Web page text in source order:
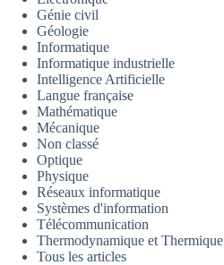
Génie civil
Géologie
Informatique
Informatique industrielle
Intelligence Artificielle
Langue française
Mathématique
Mécanique
Non classé
Optique
Physique
Réseaux informatique
Systèmes d'information
Télécommunication
Thermodynamique et Thermique
Tous les articles